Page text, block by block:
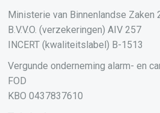
Ministerie van Binnenlandse Zaken
B.V.V.O. (verzekeringen) AIV 257
INCERT (kwaliteitslabel) B-1513
Vergunde onderneming alarm- en
FOD
KBO 0437837610